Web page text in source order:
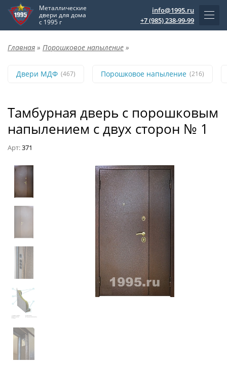
Металлические
двери для дома
с 1995 г
info@1995.ru
+7 (985) 238-99-99
Главная » Порошковое напыление »
Двери МДФ (467) Порошковое напыление (216)
Тамбурная дверь с порошковым
напылением с двух сторон № 1
Арт:371